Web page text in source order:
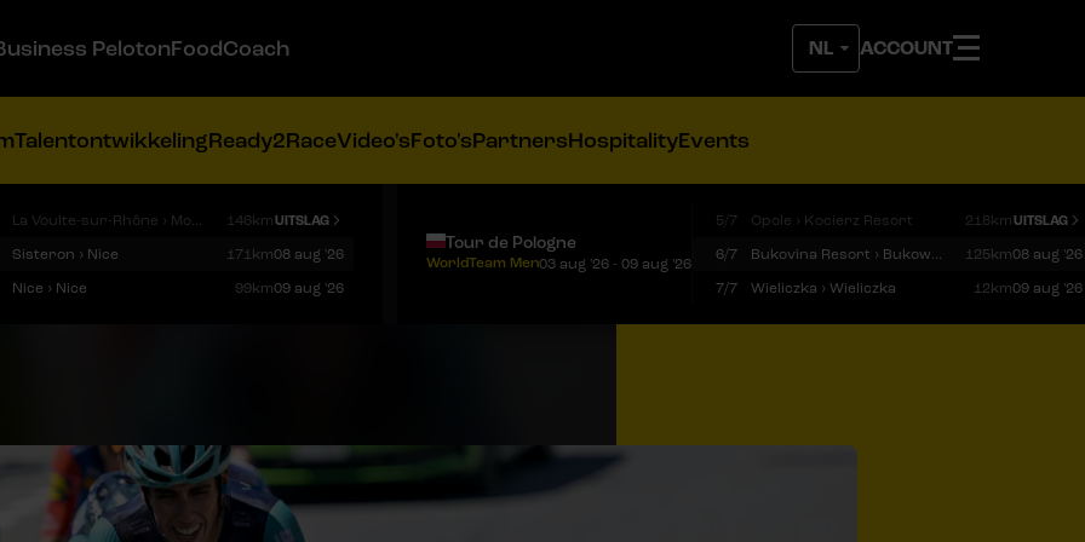
ACCOUNT
PelotonFoodCoach
TalentontwikkelingReady2RaceVideo'sFoto'sPartnersHospitalityEvents
La Voulte-sur-Rhône › Mont Ventoux 146kmUITSLAG
Sisteron › Nice 171km08 aug '26
Nice › Nice 99km09 aug '26
Tour de Pologne
WorldTeam Men03 aug '26 - 09 aug '26
5/7 Opole › Kocierz Resort 218kmUITSLAG
6/7
Bukovina Resort › Bukowina Tatrzańska 125km08 aug '26
7/7
Wieliczka › Wieliczka 12km09 aug '26